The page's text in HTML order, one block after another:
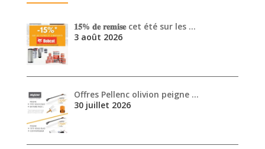
𝟏𝟓% 𝐝𝐞 𝐫𝐞𝐦𝐢𝐬𝐞 cet été sur les …
3 août 2026
Offres Pellenc olivion peigne …
30 juillet 2026